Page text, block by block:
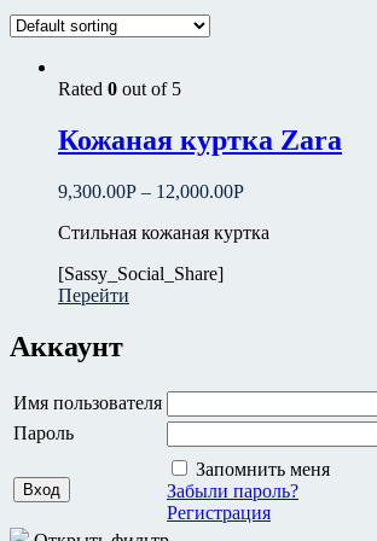
Цвет
голубой(1)
Красная(1)
серый(3)
белый
(0)
черный(6)
Размер
41(0)
43(0)
Каталог
Rated 0 out of 5
Кожаная куртка Zara
9,300.00Р – 12,000.00Р
Стильная кожаная куртка
[Sassy_Social_Share]
Перейти
Аккаунт
Имя пользователя
Пароль
Запомнить меня
Забыли пароль?
Регистрация